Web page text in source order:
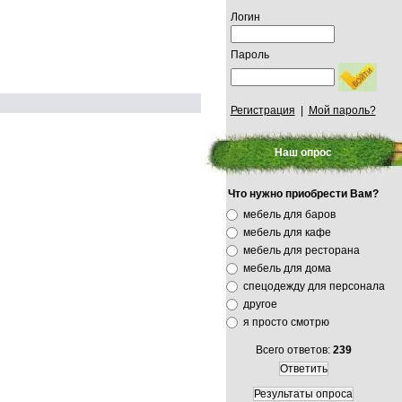
Логин
Пароль
Регистрация Мой пароль?
Наш опрос
Что нужно приобрести Вам?
мебель для баров
мебель для кафе
мебель для ресторана
мебель для дома
спецодежду для персонала
другое
я просто смотрю
Всего ответов: 239
Ответить
Результаты опроса